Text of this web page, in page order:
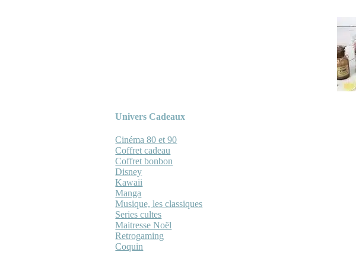
Univers Cadeaux
Cinéma 80 et 90
Coffret cadeau
Coffret bonbon
Disney
Kawaii
Manga
Musique, les classiques
Series cultes
Maitresse Noël
Retrogaming
Coquin